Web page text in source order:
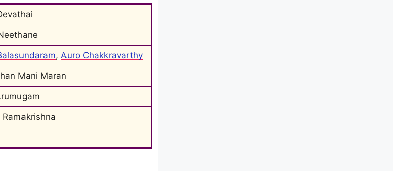
, Auro Chakkravarthy
Mani Maran